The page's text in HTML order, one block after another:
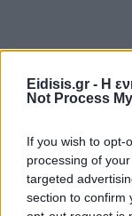
Eidisis.gr - Η
Not Process
If you wish to opt-
processing of
targeted
section to confirm